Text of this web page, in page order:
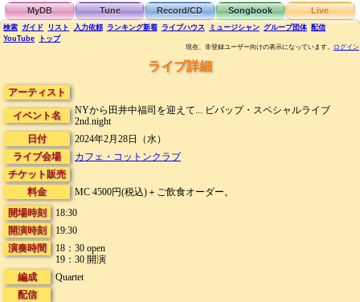
MyDB Tune Record/CD Songbook Live
検索 ガイド リスト 入力依頼 ランキング新着 ライブハウス ミュージシャン グループ団体 配信
YouTube
トップ
現在、非登録ユーザー向けの表示になっています。 ログイン
ライブ詳細
アーティスト
イベント名
NYから田井中福司を迎えて... ビバップ・スペシャルライブ
2nd.night
日付
2024年2月28日（水）
ライブ会場
カフェ・コットンクラブ
チケット販売
料金
MC 4500円(税込)＋ご飲食オーダー。
開場時刻
18:30
開演時刻
19:30
演奏時間
18：30 open
19：30 開演
編成
Quartet
配信